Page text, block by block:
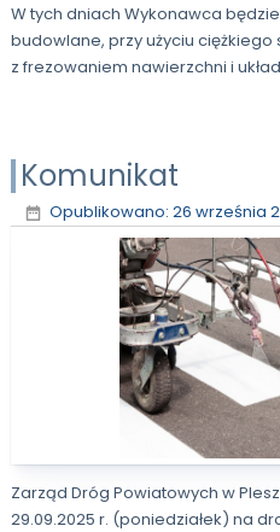
W tych dniach Wykonawca
budowlane, przy użyciu ciężkiego
z frezowaniem nawierzchni i
Komunikat
Opublikowano: 26 września
Zarząd Dróg Powiatowych w
29.09.2025 r. (poniedziałek) na